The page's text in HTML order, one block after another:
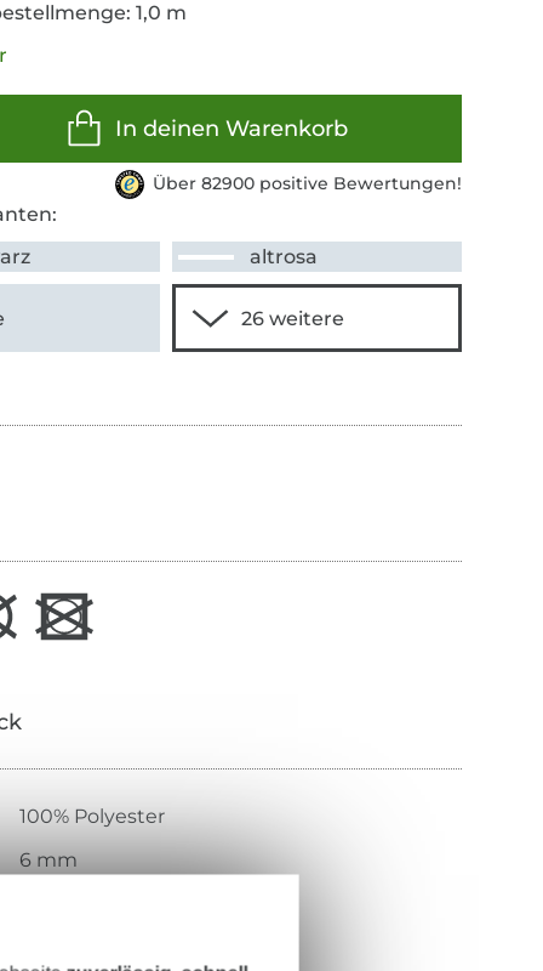
1,0 m
In deinen Warenkorb
Über 82900 positive Bewertungen!
altrosa
100% Polyester
6 mm